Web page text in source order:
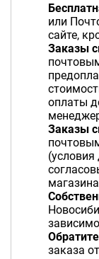
или
сайте,
Заказы
оплаты
Заказы
заказа